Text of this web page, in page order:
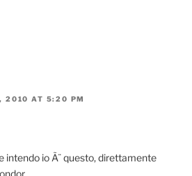
2010 AT 5:20 PM
intendo io Ã¨ questo, direttamente